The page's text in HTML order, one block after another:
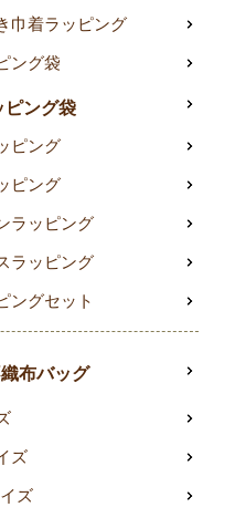
巾着ラッピング
ング袋
ピング袋
ピング
ピング
ラッピング
ラッピング
ングセット
布バッグ
ズ
ズ